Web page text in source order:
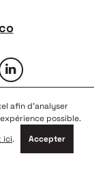
afin d'analyser
possible.
ici. Accepter